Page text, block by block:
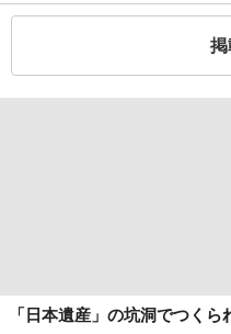
「日本遺産」の坑洞でつく